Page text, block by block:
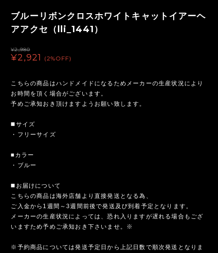
ブルーリボンクロスホワイトキャットイアーヘ
アアクセ（lli_1441）
¥2,980
¥2,921 (2%OFF)
こちらの商品はハンドメイドになるためメーカーの生産状況により
お時間を頂く場合がございます。
予めご承知おき頂けますようお願い致します。
◼️サイズ
・フリーサイズ
■カラー
・ブルー
◼️お届けについて
こちらの商品は海外店舗より直接発送となる為、
ご入金から1週間～3週間前後で発送及び到着予定となります。
メーカーの生産状況によっては、恐れ入りますが遅れる場合もござ
いますため予めご承知おき下さいませ。※
※予約商品については発送予定日から上記日数で順次発送となりま